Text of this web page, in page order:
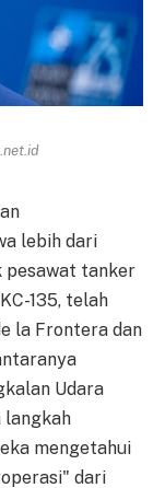
lebih dari
pesawat tanker
135, telah
la Frontera dan
Udara
langkah
mengetahui
dari